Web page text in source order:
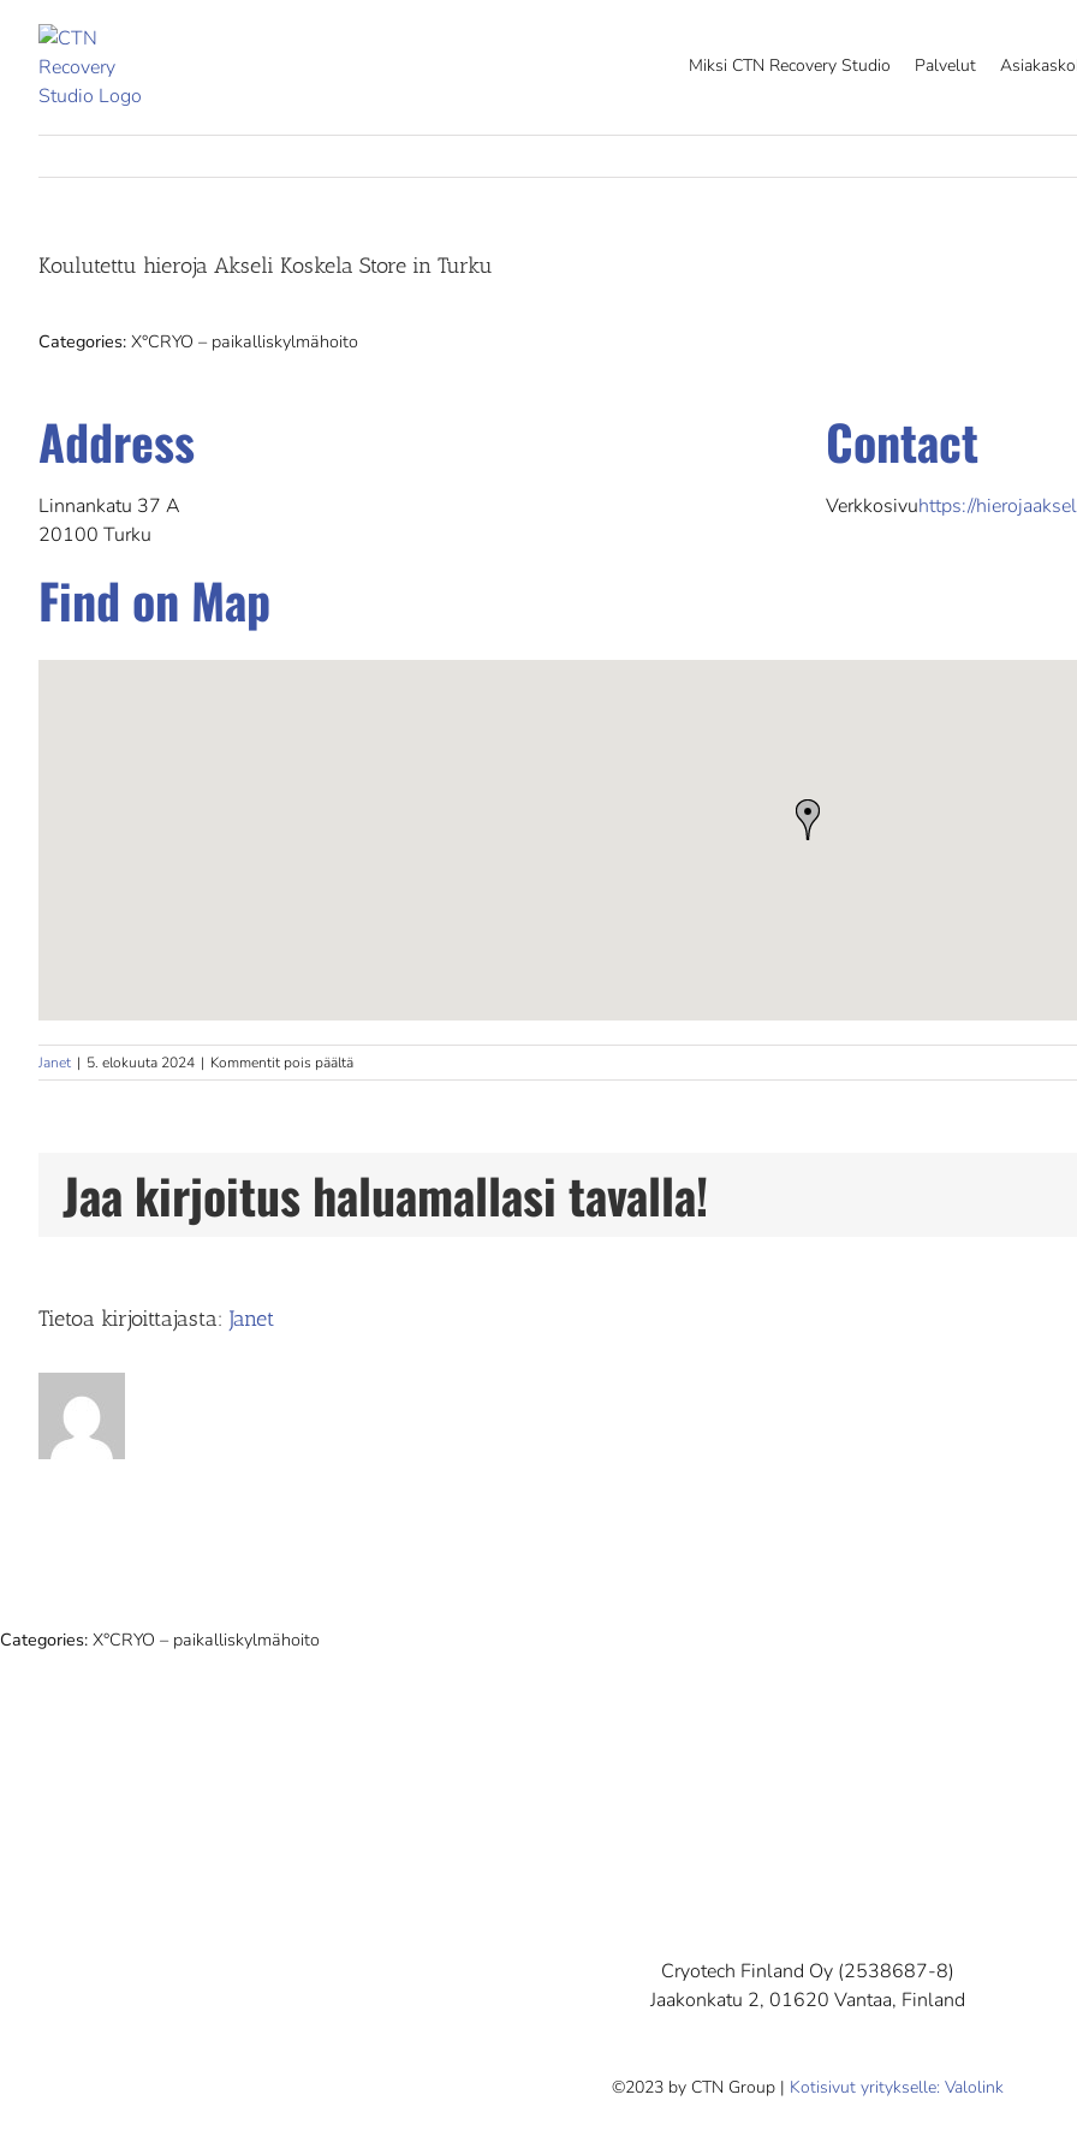
content
Miksi CTN Recovery Studio Palvelut
Koulutettu hieroja Akseli Koskela Store in Turku
Categories: X°CRYO – paikalliskylmähoito
Address
Linnankatu 37 A
20100 Turku
Contact
Verkkosivuhttps://
Find on Map
Janet | 5. elokuuta 2024 | Kommentit pois päältäartikkelissa
Koulutettu
in
Turku
Jaa kirjoitus haluamallasi tavalla!
Tietoa kirjoittajasta: Janet
Categories: X°CRYO – paikalliskylmähoito
Cryotech Finland Oy (2538687-8)
Jaakonkatu 2, 01620 Vantaa, Finland
©2023 by CTN Group | Kotisivut yritykselle: Valolink